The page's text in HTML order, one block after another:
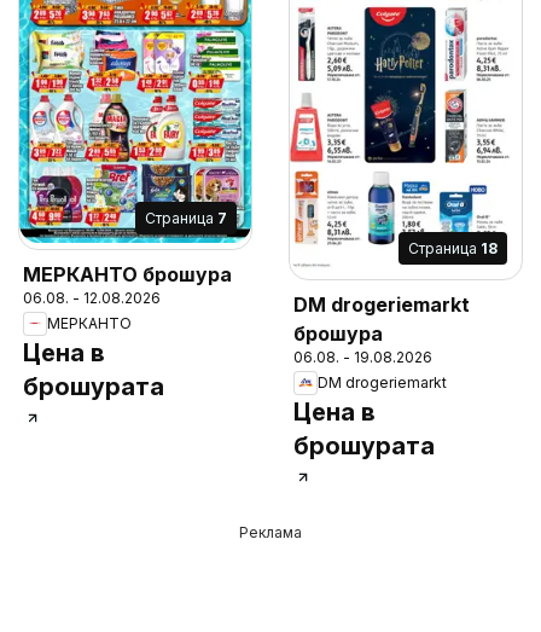
Cтраница 7
МЕРКАНТО брошура
06.08. - 12.08.2026
МЕРКАНТО
Цена в
брошурата
Cтраница 18
DM drogeriemarkt
брошура
06.08. - 19.08.2026
DM drogeriemarkt
Цена в
брошурата
Реклама